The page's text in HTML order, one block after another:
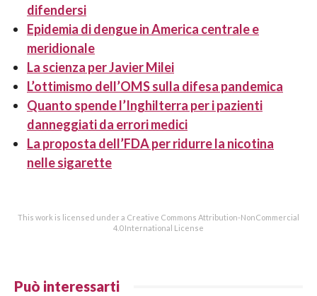
difendersi
Epidemia di dengue in America centrale e
meridionale
La scienza per Javier Milei
L’ottimismo dell’OMS sulla difesa pandemica
Quanto spende l’Inghilterra per i pazienti
danneggiati da errori medici
La proposta dell’FDA per ridurre la nicotina
nelle sigarette
This work is licensed under a Creative Commons Attribution-NonCommercial
4.0 International License
Può interessarti